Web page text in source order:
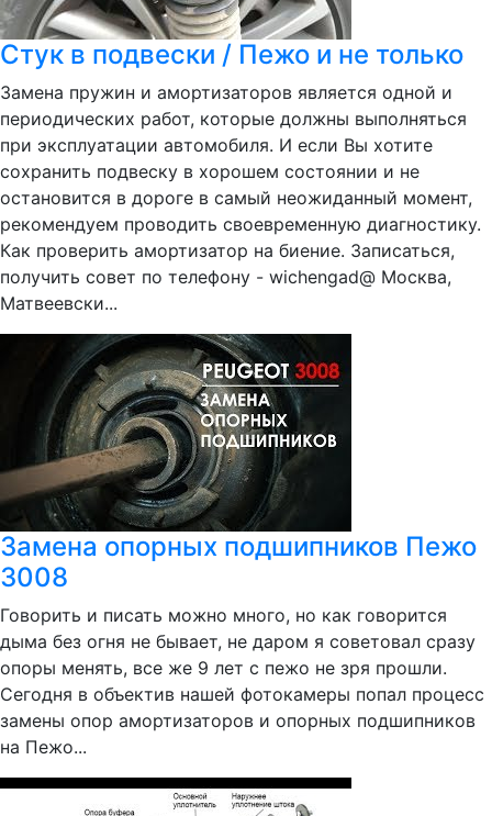
Стук в подвески / Пежо и не только
Замена пружин и амортизаторов является одной и
периодических работ, которые должны выполняться
при эксплуатации автомобиля. И если Вы хотите
сохранить подвеску в хорошем состоянии и не
остановится в дороге в самый неожиданный момент,
рекомендуем проводить своевременную диагностику.
Как проверить амортизатор на биение. Записаться,
получить совет по телефону - wichengad@ Москва,
Матвеевски...
Замена опорных подшипников Пежо
3008
Говорить и писать можно много, но как говорится
дыма без огня не бывает, не даром я советовал сразу
опоры менять, все же 9 лет с пежо не зря прошли.
Сегодня в объектив нашей фотокамеры попал процесс
замены опор амортизаторов и опорных подшипников
на Пежо...